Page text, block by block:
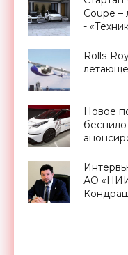
Coupe
-
Rolls-
Новое
АО